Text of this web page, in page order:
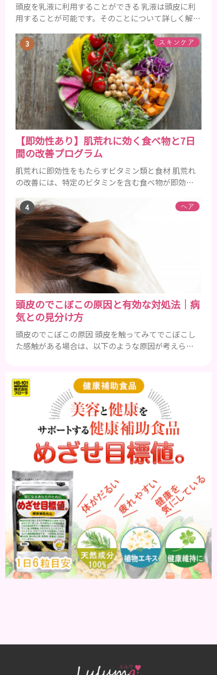
頭皮を乳液に利用することができる 乳液は頭皮に利
用することが可能です。そのことについて詳しく解説
まれた化粧品 乳液とは水分と油分がバランスよく配
合されている化粧品のことです。 化粧水はその成分
のほとんどが水分ですが、乳液には油分が含まれて
いる点が違いといえます。 また、乳液との違いが曖
昧なものとしてローションがあり、ローションにも油
分が豊富に含まれて...
スキンケア
【即効性あり】肌荒れに効く食べ物と7日
間の改善プログラム
肌荒れに即効性をもたらすビタミン類と食材 肌荒れ
の改善には、特定のビタミンを含む食べ物が即効性
を高め、荒れた肌を内側から修復する栄養素です。
ビタミンA：レバー、人参、ほうれん草など レバー、
人参、ほうれん草などに含まれるビタミンAは、肌の
ターンオーバーを正常化し、肌荒れを素早く修復し
ます。特にレバーは吸収率の高いレチノールを含み、
即効性が期待でき...
ヘア
頭皮のでこぼこの原因と有効な対処法｜病
気との見分け方
頭皮のでこぼこの原因 頭皮を触ってみてでこぼこし
た感触がある場合は、以下のような原因が考えられ
筋肉がほとんどなく、血行不良を引き起こしやすい
部位です。 そのため、頭皮下の血流やリンパの流れ
が滞ると老廃物が溜まるためでこぼことした感触を
感じるようになります。 筋肉はほとんどないが、毛
細血管は多...